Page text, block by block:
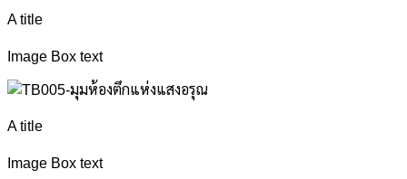
A title
Image Box text
A title
Image Box text